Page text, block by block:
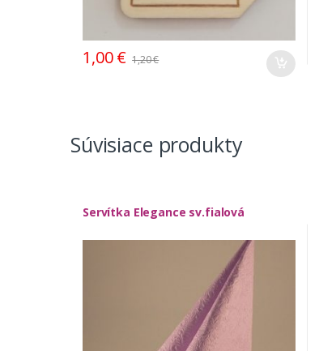
1,00€ 1,20€
Súvisiace produkty
Servítka Elegance sv.fialová